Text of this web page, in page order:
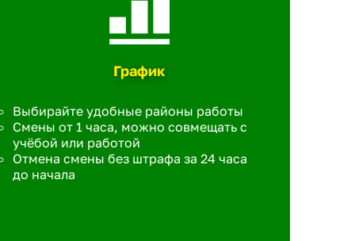
График
Выбирайте удобные районы работы
Смены от 1 часа, можно совмещать с
учёбой или работой
Отмена смены без штрафа за 24 часа
до начала